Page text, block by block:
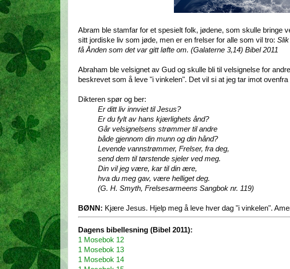
Abram ble stamfar for et spesielt folk, jødene, som skulle bringe
sitt jordiske liv som jøde, men er en frelser for alle som vil tro:
få Ånden som det var gitt løfte om. (Galaterne 3,14) Bibel 2011
Abraham ble velsignet av Gud og skulle bli til velsignelse for
beskrevet som å leve "i vinkelen". Det vil si at jeg tar imot
Dikteren spør og ber:
Er ditt liv innviet til Jesus?
Er du fylt av hans kjærlighets ånd?
Går velsignelsens strømmer til andre
både gjennom din munn og din hånd?
Levende vannstrømmer, Frelser, fra deg,
send dem til tørstende sjeler ved meg.
Din vil jeg være, kar til din ære,
hva du meg gav, være helliget deg.
(G. H. Smyth, Frelsesarmeens Sangbok nr. 119)
BØNN: Kjære Jesus. Hjelp meg å leve hver dag "i vinkelen".
Dagens bibellesning (Bibel 2011):
1 Mosebok 12
1 Mosebok 13
1 Mosebok 14